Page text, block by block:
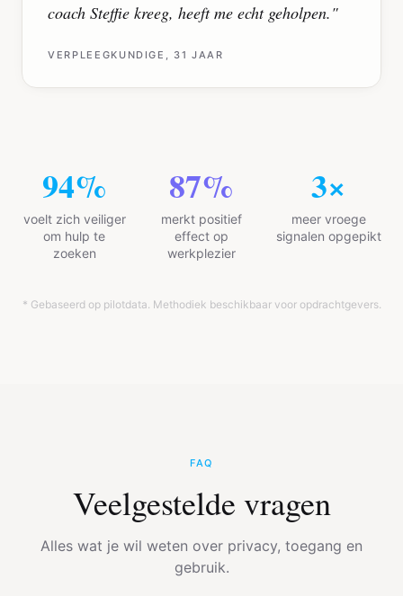
coach Steffie kreeg, heeft me echt geholpen."
VERPLEEGKUNDIGE, 31 JAAR
94%
voelt zich veiliger
om hulp te
zoeken
87%
merkt positief
effect op
werkplezier
3×
meer vroege
signalen opgepikt
* Gebaseerd op pilotdata. Methodiek beschikbaar voor opdrachtgevers.
FAQ
Veelgestelde vragen
Alles wat je wil weten over privacy, toegang en
gebruik.